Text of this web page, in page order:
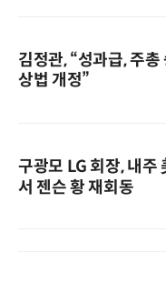
김정관, “성과급, 주
상법 개정”
구광모 LG 회장, 내주
서 젠슨 황 재회동